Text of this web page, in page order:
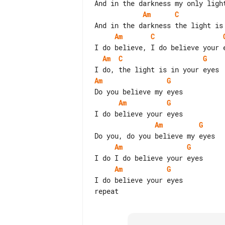
Am C
Am C
Am C
G
Am
G
Am
G
Am
G
Am
G
Am
G
I do believe your eyes